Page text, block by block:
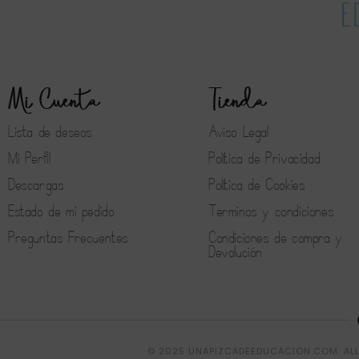
Mi Cuenta
Lista de deseos
Mi Perfil
Descargas
Estado de mi pedido
Preguntas Frecuentes
Tienda
Aviso Legal
Política de Privacidad
Política de Cookies
Terminos y condiciones
Condiciones de compra y
Devolución
© 2025 UNAPIZCADEEDUCACION.COM. ALL